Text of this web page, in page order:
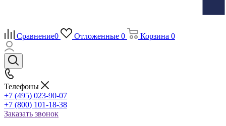
Сравнение0 Отложенные 0 Корзина 0
Телефоны
+7 (495) 023-90-07
+7 (800) 101-18-38
Заказать звонок